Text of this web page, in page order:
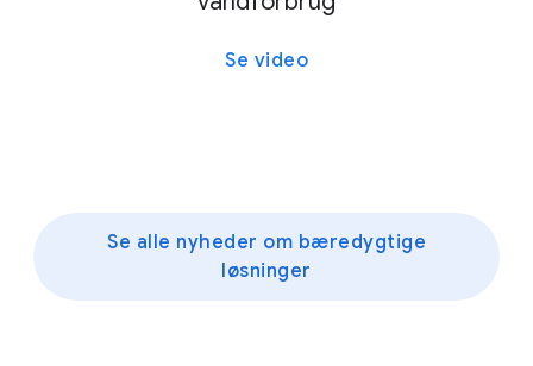
Se video
Se alle nyheder om bæredygtige
løsninger